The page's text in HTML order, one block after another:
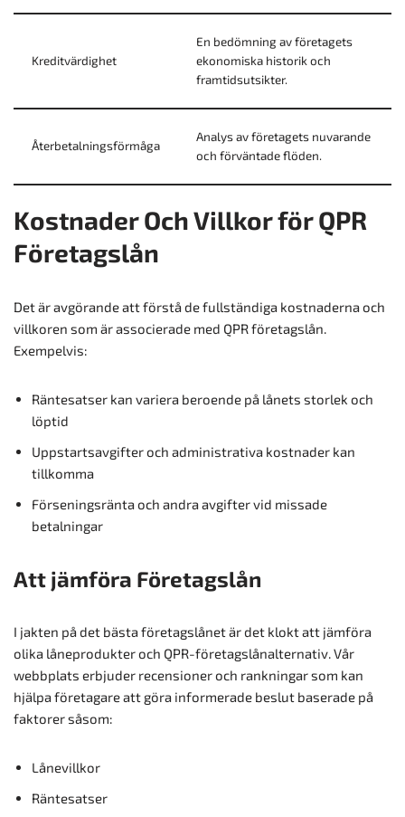
Kreditvärdighet
En bedömning av företagets
ekonomiska historik och
framtidsutsikter.
Återbetalningsförmåga
Analys av företagets nuvarande
och förväntade flöden.
Kostnader Och Villkor för QPR
Företagslån
Det är avgörande att förstå de fullständiga kostnaderna och
villkoren som är associerade med QPR företagslån.
Exempelvis:
Räntesatser kan variera beroende på lånets storlek och
löptid
Uppstartsavgifter och administrativa kostnader kan
tillkomma
Förseningsränta och andra avgifter vid missade
betalningar
Att jämföra Företagslån
I jakten på det bästa företagslånet är det klokt att jämföra
olika låneprodukter och QPR-företagslånalternativ. Vår
webbplats erbjuder recensioner och rankningar som kan
hjälpa företagare att göra informerade beslut baserade på
faktorer såsom:
Lånevillkor
Räntesatser